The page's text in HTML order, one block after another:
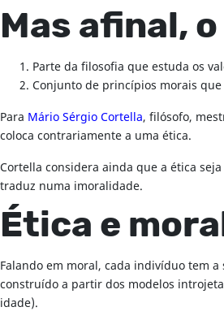
Mas afinal,
Parte da filosofia que estuda os
Conjunto de princípios morais
Para Mário Sérgio Cortella, filósofo,
coloca contrariamente a uma ética.
Cortella considera ainda que a ética
traduz numa imoralidade.
Ética e
Falando em moral, cada indivíduo tem
construído a partir dos modelos
idade).